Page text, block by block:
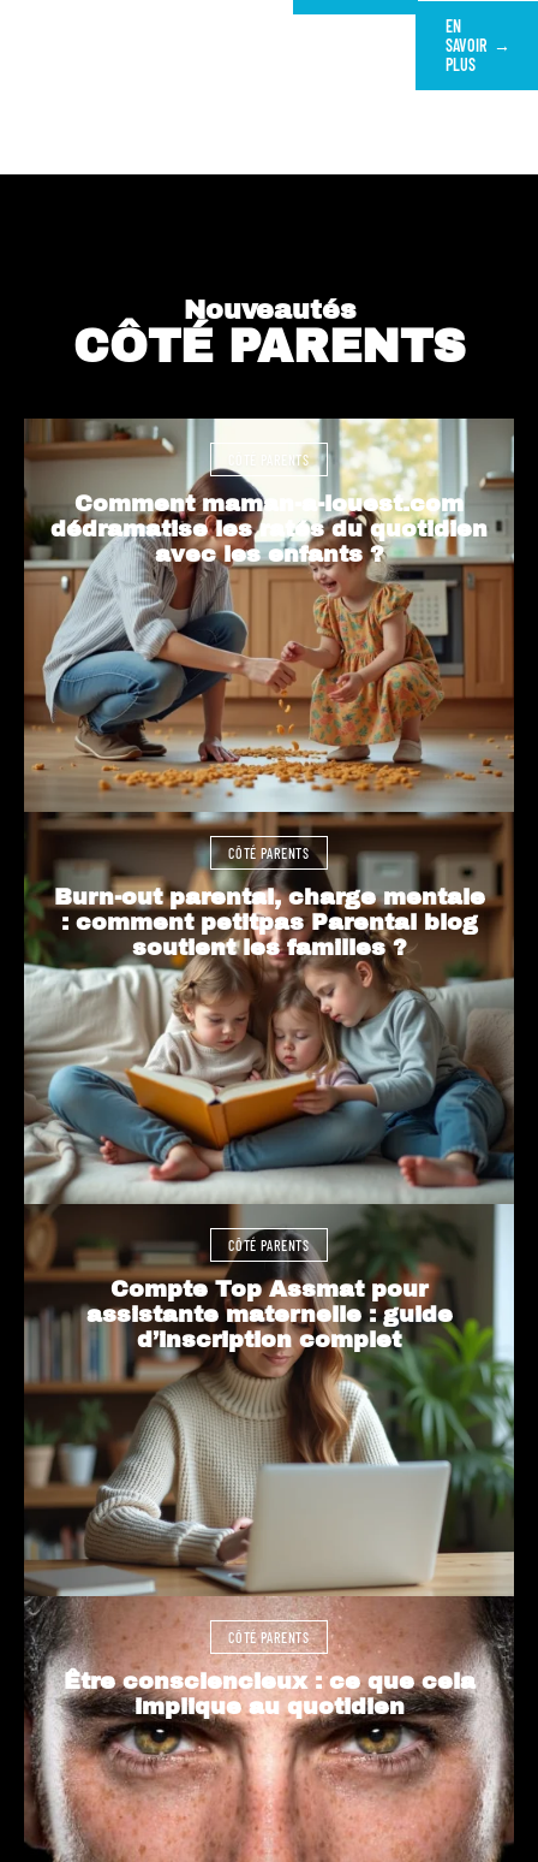
EN
SAVOIR
PLUS
Nouveautés
CÔTÉ PARENTS
CÔTÉ PARENTS
Comment maman-a-louest.com
dédramatise les ratés du quotidien
avec les enfants ?
CÔTÉ PARENTS
Burn-out parental, charge mentale
: comment petitpas Parental blog
soutient les familles ?
CÔTÉ PARENTS
Compte Top Assmat pour
assistante maternelle : guide
d’inscription complet
CÔTÉ PARENTS
Être consciencieux : ce que cela
implique au quotidien